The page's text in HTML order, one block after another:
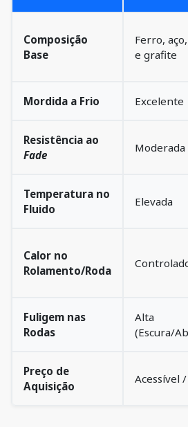
Composição
Base
Ferro,
e grafite
Mordida a Frio Excelente
Resistência ao
Fade
Moderada
Temperatura no
Fluido
Elevada
Calor no
Rolamento/Roda
Fuligem nas
Rodas
Alta
(Escura/
Preço de
Aquisição
Acessível